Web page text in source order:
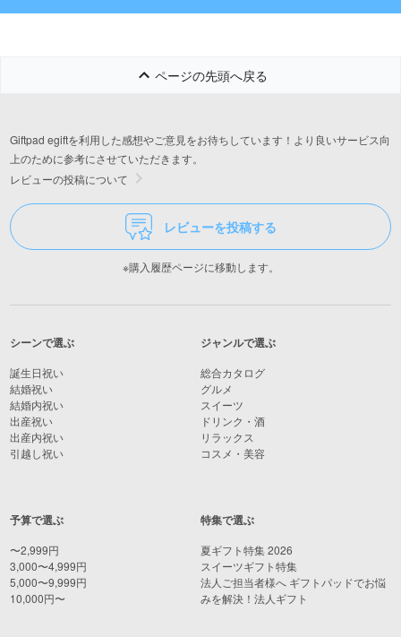
ページの先頭へ戻る
Giftpad egiftを利用した感想やご意見をお待ちしています！より良いサービス向
上のために参考にさせていただきます。
レビューの投稿について
レビューを投稿する
※購入履歴ページに移動します。
シーンで選ぶ
誕生日祝い
結婚祝い
結婚内祝い
出産祝い
出産内祝い
引越し祝い
予算で選ぶ
〜2,999円
3,000〜4,999円
5,000〜9,999円
10,000円〜
ジャンルで選ぶ
総合カタログ
グルメ
スイーツ
ドリンク・酒
リラックス
コスメ・美容
特集で選ぶ
夏ギフト特集 2026
スイーツギフト特集
法人ご担当者様へ ギフトパッドでお悩
みを解決！法人ギフト